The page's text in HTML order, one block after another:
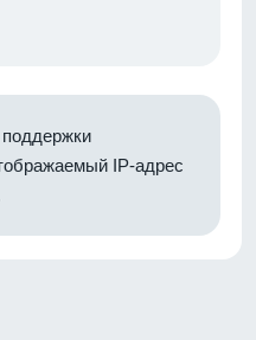
IP-адрес